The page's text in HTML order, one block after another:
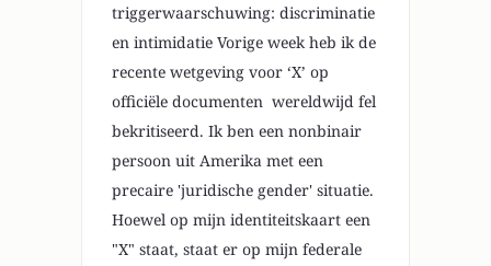
triggerwaarschuwing: discriminatie
en intimidatie Vorige week heb ik de
recente wetgeving voor ‘X’ op
officiële documenten wereldwijd fel
bekritiseerd. Ik ben een nonbinair
persoon uit Amerika met een
precaire 'juridische gender' situatie.
Hoewel op mijn identiteitskaart een
"X" staat, staat er op mijn federale